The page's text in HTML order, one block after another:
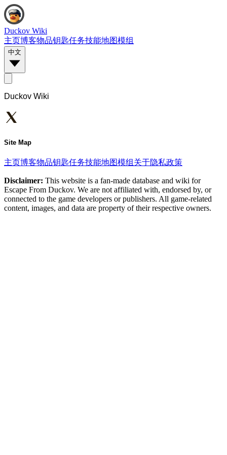
Duckov Wiki
主页博客物品钥匙任务技能地图模组
中文
Duckov Wiki
Site Map
主页博客物品钥匙任务技能地图模组 关于隐私政策
Disclaimer: This website is a fan-made database and wiki for
Escape From Duckov. We are not affiliated with, endorsed by, or
connected to the game developers or publishers. All game-related
content, images, and data are property of their respective owners.